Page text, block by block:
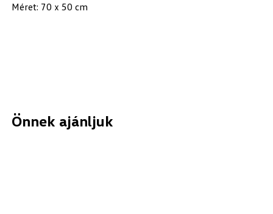
Méret: 70 x 50 cm
Önnek ajánljuk